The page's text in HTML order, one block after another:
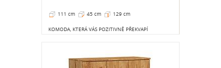
111 cm 45 cm 129 cm
KOMODA, KTERÁ VÁS POZITIVNĚ PŘEKVAPÍ